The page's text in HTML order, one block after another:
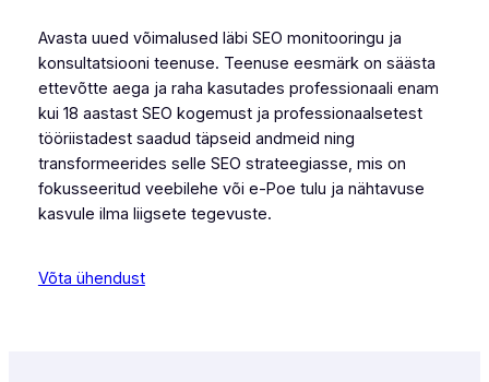
Avasta uued võimalused läbi SEO monitooringu ja
konsultatsiooni teenuse. Teenuse eesmärk on säästa
ettevõtte aega ja raha kasutades professionaali enam
kui 18 aastast SEO kogemust ja professionaalsetest
tööriistadest saadud täpseid andmeid ning
transformeerides selle SEO strateegiasse, mis on
fokusseeritud veebilehe või e-Poe tulu ja nähtavuse
kasvule ilma liigsete tegevuste.
Võta ühendust